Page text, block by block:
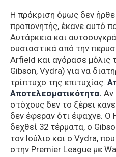
Η πρόκριση όμως δεν
προπονητής, έκανε αυτό
Αυτάρκεια και
ουσιαστικά από την
Arfield και αγόρασε μόλις
Gibson, Vydra) για να
τρίπτυχο της επιτυχίας.
Αποτελεσματικότητα. Αν
στόχους δεν το ξέρει
δεν έφεραν ότι έψαχνε. Ο
δεχθεί 32 τέρματα, ο
τον Ιούλιο και ο Vydra,
στην Premier League με